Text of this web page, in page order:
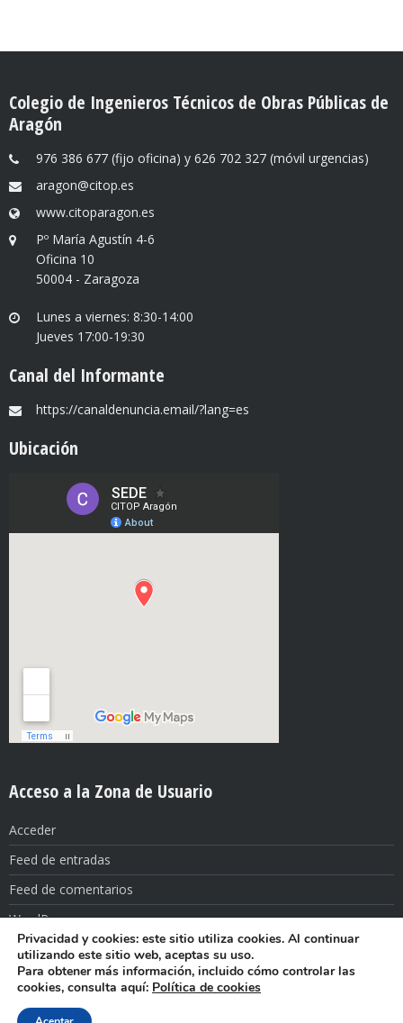
Colegio de Ingenieros Técnicos de Obras Públicas de
Aragón
976 386 677 (fijo oficina) y 626 702 327 (móvil urgencias)
aragon@citop.es
www.citoparagon.es
Pº María Agustín 4-6
Oficina 10
50004 - Zaragoza
Lunes a viernes: 8:30-14:00
Jueves 17:00-19:30
Canal del Informante
https://canaldenuncia.email/?lang=es
Ubicación
Acceso a la Zona de Usuario
Acceder
Feed de entradas
Feed de comentarios
WordPress.org
Aviso legal y Política de Privacidad
Copyright © 2026
Privacidad y cookies: este sitio utiliza cookies. Al continuar
utilizando este sitio web, aceptas su uso.
Para obtener más información, incluido cómo controlar las
cookies, consulta aquí: Política de cookies